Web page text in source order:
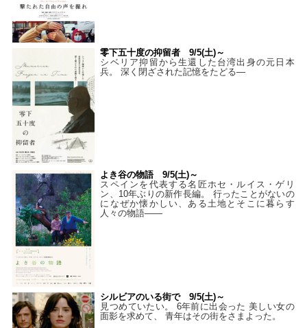
零下五十度の抑留者 9/5(土)～
シベリア抑留から生還した台湾出身の元日本
兵。 深く閉ざされた記憶をたどる—
よき谷の物語 9/5(土)～
スペインを代表する名匠ホセ・ルイス・ゲリ
ン、10年ぶりの新作長編。 行ったことがないの
になぜか懐かしい、ある土地とそこに暮らす
人々の物語――
シルビアのいる街で 9/5(土)～
見つめていたい。 6年前に出会った 美しい女の
面影を求めて、 青年はその街をさまよった。